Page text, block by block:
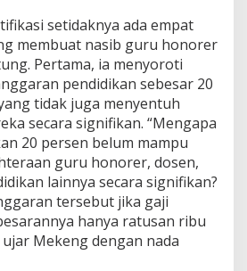
r
t
i
n
d
a
k
t
a
s
N
a
s
i
setidaknya ada empat
membuat nasib guru honorer
Pertama, ia menyoroti
pendidikan sebesar 20
tidak juga menyentuh
secara signifikan. “Mengapa
20 persen belum mampu
guru honorer, dosen,
lainnya secara signifikan?
tersebut jika gaji
hanya ratusan ribu
Mekeng dengan nada